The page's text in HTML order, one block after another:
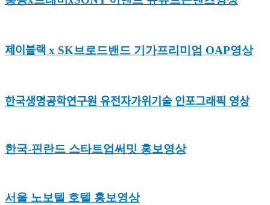
제이블랙 x SK브로드밴드 기가프리미엄 OAP영상
한국생명공학연구원 유전자가위기술 인포그래픽 영상
한국-핀란드 스타트업써밋 홍보영상
서울 노보텔 호텔 홍보영상